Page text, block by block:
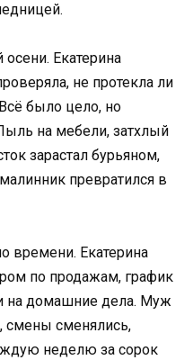
Екатерина
не протекла ли
было цело, но
на мебели, затхлый
зарастал бурьяном,
превратился в
времени. Екатерина
по продажам, график
на домашние дела. Муж
смены сменялись,
неделю за сорок